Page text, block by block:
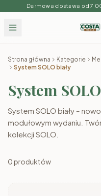
Darmowa dostawa od 7
Strona główna Kategorie
System SOLO biały
System
System SOLO biały –
modułowym wydaniu.
kolekcji SOLO.
0produktów